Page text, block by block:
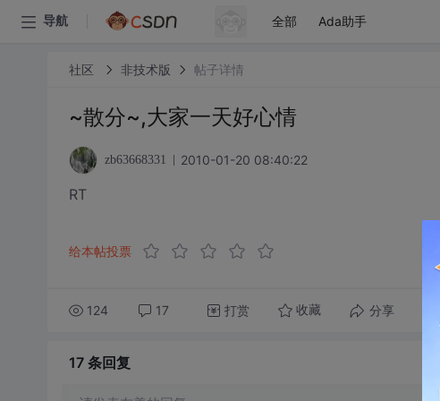
导航 全部 Ada助手
社区 非技术版 帖子详情
~散分~,大家一天好心情
zb63668331 2010-01-20 08:40:22
RT
给本帖投票
124 17 打赏 收藏 分享
17 条回复